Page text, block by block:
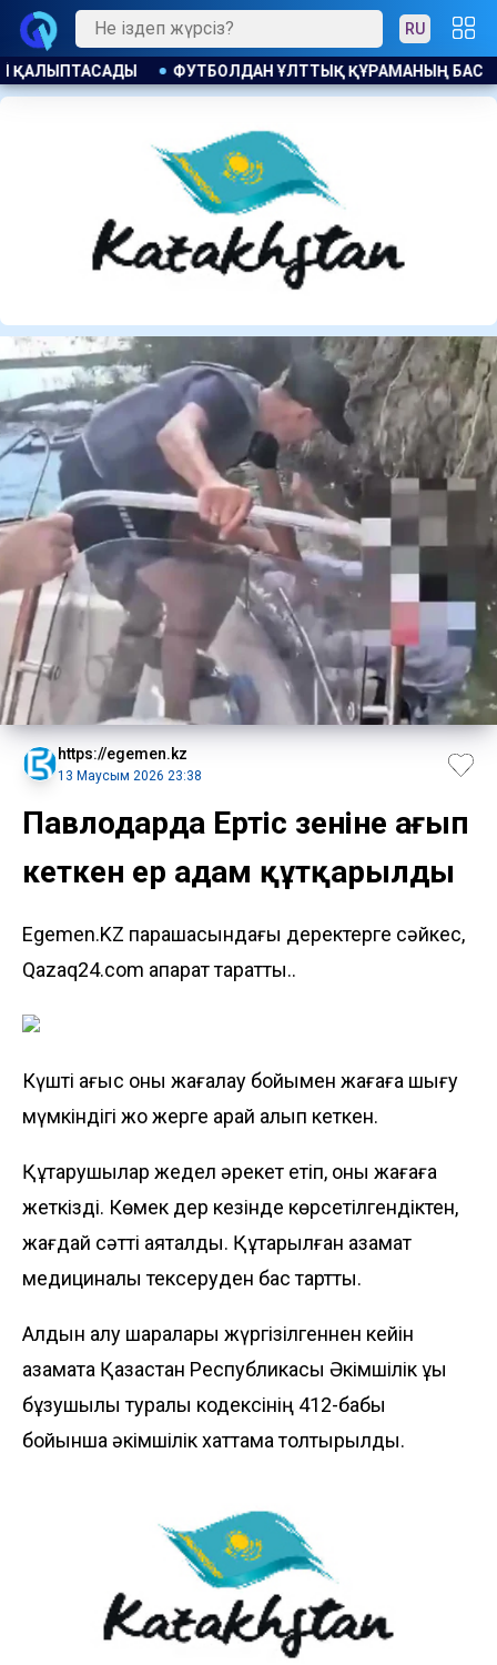
RU
БАС БАПКЕРІ ЛАУАЗЫМЫНА КАНДИДАТ БЕЛГІЛІ БОЛДЫ
https://egemen.kz
13 Маусым 2026 23:38
Павлодарда Ертіс өзеніне ағып
кеткен ер адам құтқарылды
Egemen.KZ парақшасындағы деректерге сәйкес,
Qazaq24.com ақпарат таратты..
Күшті ағыс оны жағалау бойымен жағаға шығу
мүмкіндігі жоқ жерге қарай алып кеткен.
Құтқарушылар жедел әрекет етіп, оны жағаға
жеткізді. Көмек дер кезінде көрсетілгендіктен,
жағдай сәтті аяқталды. Құтқарылған азамат
медициналық тексеруден бас тартты.
Алдын алу шаралары жүргізілгеннен кейін
азаматқа Қазақстан Республикасы Әкімшілік құқық
бұзушылық туралы кодексінің 412-бабы
бойынша әкімшілік хаттама толтырылды.